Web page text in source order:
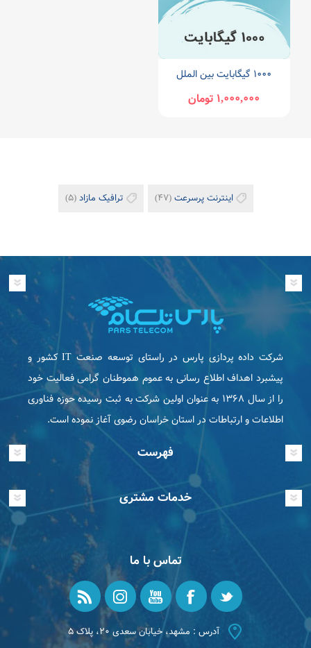
۱۰۰۰ گیگابایت بین الملل
1,000,000 تومان
اینترنت پرسرعت (47) ترافیک مازاد (5)
شرکت داده پردازی پارس در راستای توسعه صنعت IT كشور و
پیشبرد اهداف اطلاع رسانی به عموم هموطنان گرامی فعاليت خود
را از سال ۱۳۶۸ به عنوان اولین شرکت به ثبت رسیده حوزه فناوری
اطلاعات و ارتباطات در استان خراسان رضوی آغاز نموده است.
فهرست
خدمات مشتری
تماس با ما
آدرس : مشهد، خیابان سعدی ۲۰، پلاک ۵